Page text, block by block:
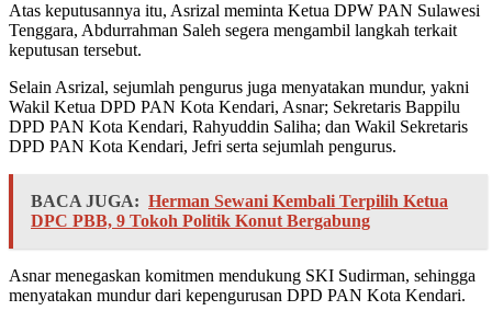
Atas keputusannya itu, Asrizal meminta Ketua DPW PAN Sulawesi
Tenggara, Abdurrahman Saleh segera mengambil langkah terkait
keputusan tersebut.
Selain Asrizal, sejumlah pengurus juga menyatakan mundur, yakni
Wakil Ketua DPD PAN Kota Kendari, Asnar; Sekretaris Bappilu
DPD PAN Kota Kendari, Rahyuddin Saliha; dan Wakil Sekretaris
DPD PAN Kota Kendari, Jefri serta sejumlah pengurus.
BACA JUGA: Herman Sewani Kembali Terpilih Ketua
DPC PBB, 9 Tokoh Politik Konut Bergabung
Asnar menegaskan komitmen mendukung SKI Sudirman, sehingga
menyatakan mundur dari kepengurusan DPD PAN Kota Kendari.